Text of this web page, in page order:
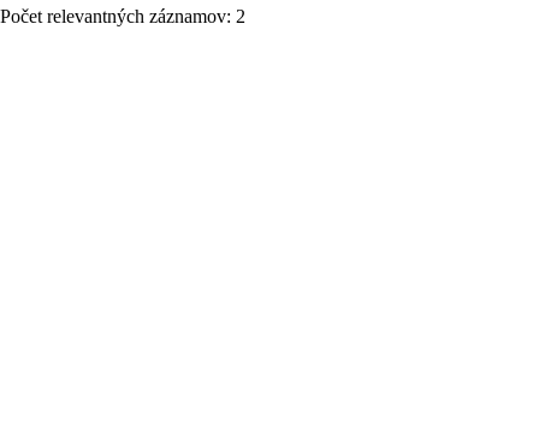
Počet relevantných záznamov: 2